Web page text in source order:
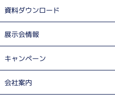
資料ダウンロード
展示会情報
キャンペーン
会社案内